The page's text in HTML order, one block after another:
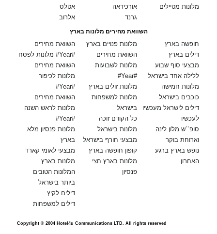
אטלס
אלרוב
אורכידאה
גרנד
מלונות מטיילים
השוואת מחירים מלונות בארץ
השוואת מחירים
מלונות לפסח #Year#
השוואת מחירים
מלונות לכיפור
#Year#
השוואת מחירים
מלונות לראש השנה
#Year#
מלונות פנסיון מלא
בארץ
מבצעי לאומי קארד
מלונות בארץ
המלונות הטובים
ביותר בישראל
דילים לקיץ
דילים למשפחות
מלונות פנויים בארץ
השוואת מחירים
מלונות לשבועות
#Year#
מלונות זולים בארץ
מלונות למשפחות
בישראל
כל הקודם זוכה
מלונות בישראל
מבצעי חורף בישראל
קופון חופשה בארץ
מלונות בארץ חצי
פנסיון
חופשה בארץ
דילים בארץ
מבצעי סוף שבוע
ללילה אחד בישראל
מלונות חמישה
כוכבים בישראל
דילים לישראל מעכשיו
לעכשיו
סופ``ש מלון לינה
וארוחת בוקר
נופש בארץ ברגע
האחרון
Copyright © 2004 Hotel4u Communications LTD. All rights reserved